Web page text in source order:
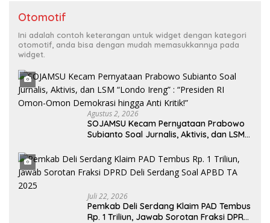
Otomotif
Ini adalah contoh keterangan untuk widget dengan kategori
otomotif, anda bisa dengan mudah memasukkannya pada
widget.
Agustus 2, 2026
SOJAMSU Kecam Pernyataan Prabowo
Subianto Soal Jurnalis, Aktivis, dan LSM
Omon Demokrasi hingga Anti Kritik!”
Juli 22, 2026
Pemkab Deli Serdang Klaim PAD Tembus
Rp. 1 Triliun, Jawab Sorotan Fraksi DPRD